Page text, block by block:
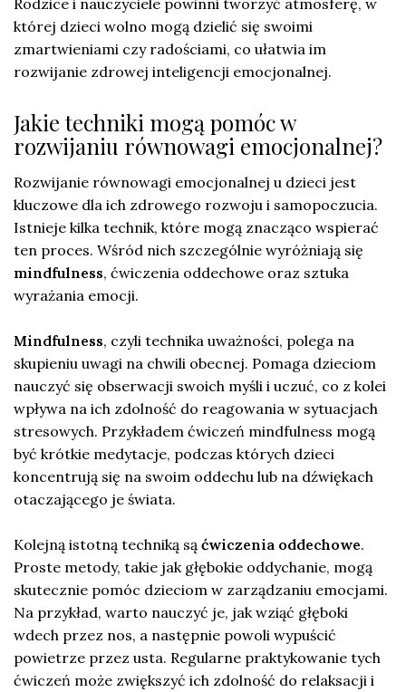
której dzieci wolno mogą dzielić się swoimi
zmartwieniami czy radościami, co ułatwia im
rozwijanie zdrowej inteligencji emocjonalnej.
Jakie techniki mogą pomóc w
rozwijaniu równowagi emocjonalnej?
Rozwijanie równowagi emocjonalnej u dzieci jest
kluczowe dla ich zdrowego rozwoju i samopoczucia.
Istnieje kilka technik, które mogą znacząco wspierać
ten proces. Wśród nich szczególnie wyróżniają się
mindfulness, ćwiczenia oddechowe oraz sztuka
wyrażania emocji.
Mindfulness, czyli technika uważności, polega na
skupieniu uwagi na chwili obecnej. Pomaga dzieciom
nauczyć się obserwacji swoich myśli i uczuć, co z kolei
wpływa na ich zdolność do reagowania w sytuacjach
stresowych. Przykładem ćwiczeń mindfulness mogą
być krótkie medytacje, podczas których dzieci
koncentrują się na swoim oddechu lub na dźwiękach
otaczającego je świata.
Kolejną istotną techniką są ćwiczenia oddechowe.
Proste metody, takie jak głębokie oddychanie, mogą
skutecznie pomóc dzieciom w zarządzaniu emocjami.
Na przykład, warto nauczyć je, jak wziąć głęboki
wdech przez nos, a następnie powoli wypuścić
powietrze przez usta. Regularne praktykowanie tych
ćwiczeń może zwiększyć ich zdolność do relaksacji i